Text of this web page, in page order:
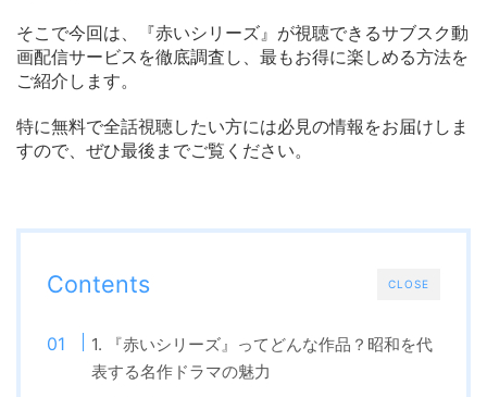
そこで今回は、『赤いシリーズ』が視聴できるサブスク動
画配信サービスを徹底調査し、最もお得に楽しめる方法を
ご紹介します。
特に無料で全話視聴したい方には必見の情報をお届けしま
すので、ぜひ最後までご覧ください。
CLOSE
Contents
1. 『赤いシリーズ』ってどんな作品？昭和を代
表する名作ドラマの魅力